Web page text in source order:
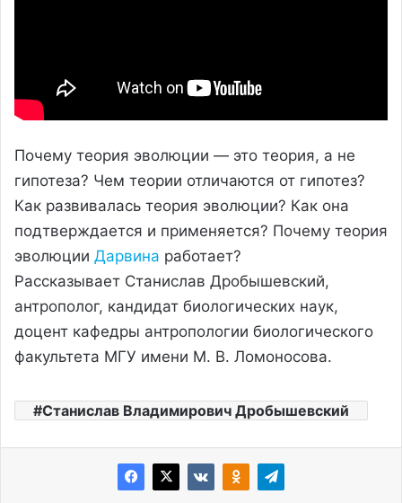
Почему теория эволюции — это теория, а не
гипотеза? Чем теории отличаются от гипотез?
Как развивалась теория эволюции? Как она
подтверждается и применяется? Почему теория
эволюции Дарвина работает?
Рассказывает Станислав Дробышевский,
антрополог, кандидат биологических наук,
доцент кафедры антропологии биологического
факультета МГУ имени М. В. Ломоносова.
Станислав Владимирович Дробышевский